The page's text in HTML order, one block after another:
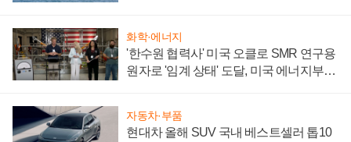
화학·에너지
'한수원 협력사' 미국 오클로 SMR 연구용
원자로 '임계 상태' 도달, 미국 에너지부
자동차·부품
현대차 올해 SUV 국내 베스트셀러 톱10